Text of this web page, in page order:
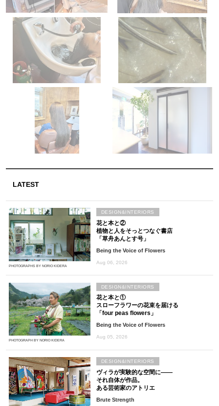
LATEST
PHOTOGRAPHS BY NORIO KIDERA
花と本と②
植物と人をそっとつなぐ書店
「草舟あんとす号」
Being the Voice of Flowers
Aug 06, 2026
DESIGN&INTERIORS
PHOTOGRAPH BY NORIO KIDERA
花と本と①
スローフラワーの花束を届ける
「four peas flowers」
Being the Voice of Flowers
Aug 05, 2026
DESIGN&INTERIORS
ヴィラが実験的な空間に――
それ自体が作品。
ある芸術家のアトリエ
Brute Strength
DESIGN&INTERIORS